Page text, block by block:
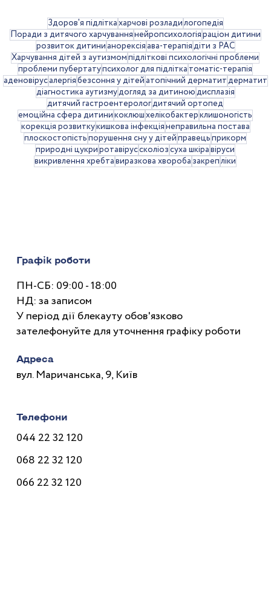
Закреп у дітей: що потрібно знати
батькам
Здоров'я підліткахарчові розладилогопедія
Поради з дитячого харчуваннянейропсихологіяраціон дитини
розвиток дитинианорексіяава-терапіядіти з РАС
Харчування дітей з аутизмомпідліткові психологічні проблеми
проблеми пубертатупсихолог для підлітка томатіс-терапія
аденовірусалергіябезсоння у дітейатопічний дерматитдерматит
діагностика аутизмудогляд за дитиноюдисплазія
дитячий гастроентерологдитячий ортопед
емоційна сфера дитиникоклюшхелікобактерклишоногість
корекція розвиткукишкова інфекціянеправильна постава
плоскостопістьпорушення сну у дітейправецьприкорм
природні цукриротавіруссколіозсуха шкіравіруси
викривлення хребтавиразкова хвороба закрепліки
Графік роботи
ПН-СБ: 09:00 - 18:00
НД: за записом
У період дії блекауту обов'язково
зателефонуйте для уточнення графіку роботи
Адреса
вул. Маричанська, 9, Київ
Телефони
044 22 32 120
068 22 32 120
066 22 32 120